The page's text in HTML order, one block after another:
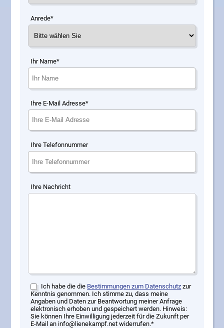
Anrede*
Ihr Name*
Ihre E-Mail Adresse*
Ihre Telefonnummer
Ihre Nachricht
Ich habe die die Bestimmungen zum Datenschutz zur
Kenntnis genommen. Ich stimme zu, dass meine
Angaben und Daten zur Beantwortung meiner Anfrage
elektronisch erhoben und gespeichert werden. Hinweis:
Sie können Ihre Einwilligung jederzeit für die Zukunft per
E-Mail an info@lienekampf.net widerrufen.*